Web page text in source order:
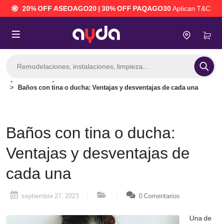
20% OFF ASEOAGO20 | 30% OFF PAQAGO30Aplican T&C
productos
Baños con tina o ducha: Ventajas y desventajas de cada una
Baños con tina o ducha:
Ventajas y desventajas de
cada una
septiembre 27, 2023 0 Comentarios
Una de